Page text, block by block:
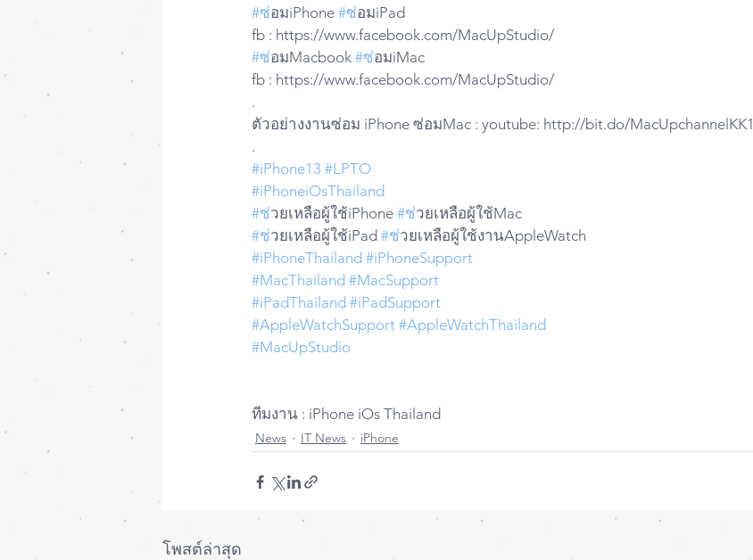
#ซ่อมiPhone #ซ่อมiPad
fb : https://www.facebook.com/MacUpStudio/
#ซ่อมMacbook #ซ่อมiMac
fb : https://www.facebook.com/MacUpStudio/
.
ตัวอย่างงานซ่อม iPhone ซ่อมMac : youtube: http://bit.do/MacUpchannelKK1
.
#iPhone13 #LPTO
#iPhoneiOsThailand
#ช่วยเหลือผู้ใช้iPhone #ช่วยเหลือผู้ใช้Mac
#ช่วยเหลือผู้ใช้iPad #ช่วยเหลือผู้ใช้งานAppleWatch
#iPhoneThailand #iPhoneSupport
#MacThailand #MacSupport
#iPadThailand #iPadSupport
#AppleWatchSupport #AppleWatchThailand
#MacUpStudio
ทีมงาน : iPhone iOs Thailand
News IT News iPhone
โพสต์ล่าสุด